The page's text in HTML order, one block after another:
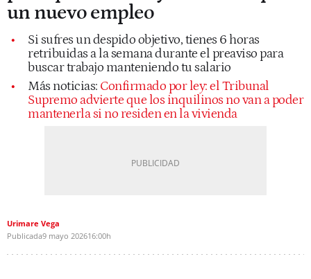
un nuevo empleo
Si sufres un despido objetivo, tienes 6 horas
retribuidas a la semana durante el preaviso para
buscar trabajo manteniendo tu salario
Más noticias: Confirmado por ley: el Tribunal
Supremo advierte que los inquilinos no van a poder
mantenerla si no residen en la vivienda
Urimare Vega
Publicada9 mayo 202616:00h